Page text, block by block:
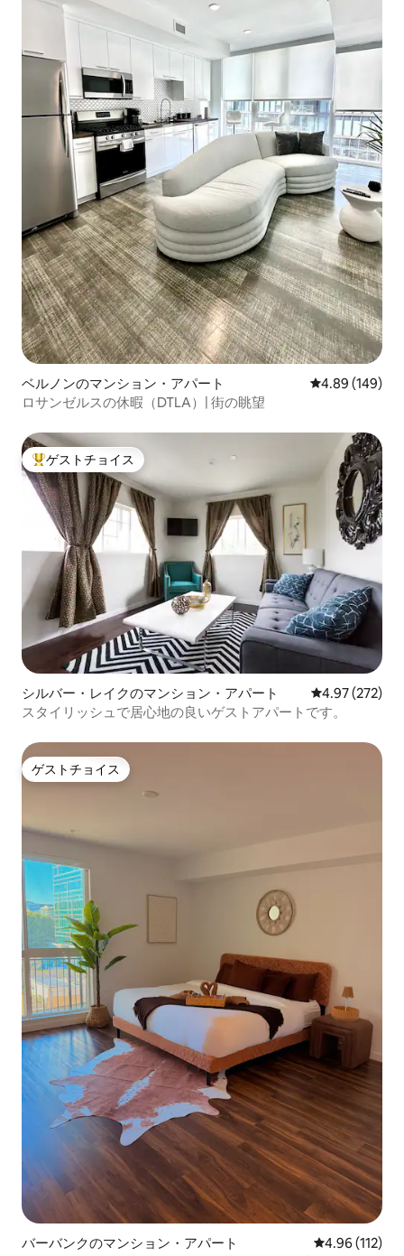
ベルノンのマンション・アパート レビュー149
4.89 (149)
ロサンゼルスの休暇（DTLA）| 街の眺望
大好評のゲストチョイスです。
ゲストチョイス
シルバー・レイクのマンション・アパート レビュー272
4.97 (272)
スタイリッシュで居心地の良いゲストアパートです。
ゲストチョイス
ゲストチョイス
バーバンクのマンション・アパート レビュー112
4.96 (112)